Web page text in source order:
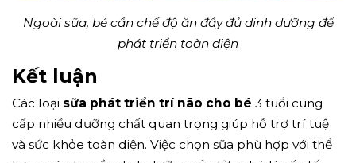
Ngoài sữa, bé cần chế độ ăn đầy đủ dinh dưỡng để
phát triển toàn diện
Kết luận
Các loại sữa phát triển trí não cho bé 3 tuổi cung
cấp nhiều dưỡng chất quan trọng giúp hỗ trợ trí tuệ
và sức khỏe toàn diện. Việc chọn sữa phù hợp với thể